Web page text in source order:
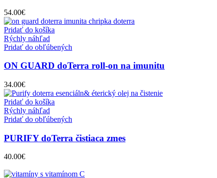
54.00€
Pridať do košíka
Rýchly náhľad
Pridať do obľúbených
ON GUARD doTerra roll-on na imunitu
34.00€
Pridať do košíka
Rýchly náhľad
Pridať do obľúbených
PURIFY doTerra čistiaca zmes
40.00€